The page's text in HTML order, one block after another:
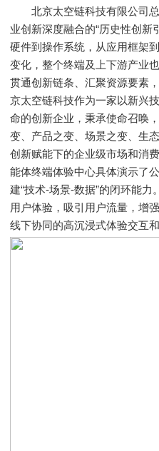
北京太空链科技有限公司总
业创新深度融合的“历史性创新
硬件到操作系统，从应用框架
变化，整个终端及上下游产业
贯通创新链条、汇聚资源要素
京太空链科技作为一家以新兴
命的创新企业，秉承使命召唤
变、产品之变、场景之变、生
创新赋能下的企业级市场和消
能体终端体验中心具体演示了
建“技术-场景-数据”的闭环能
用户体验，吸引用户流量，增
线下协同的高沉浸式体验交互和